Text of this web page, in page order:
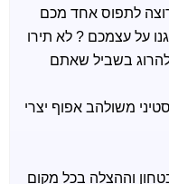
לתפוס אחד מכם
על עצמכם ? לא תירו
בשביל שאתם
משולהב אפוף יצרי
וההצלה בכל מקום